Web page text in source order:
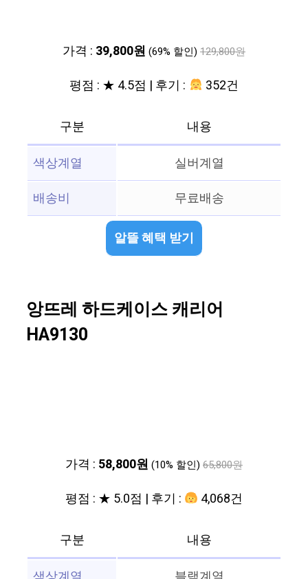
가격 : 39,800원 (69% 할인) 129,800원
평점 : ★ 4.5점 | 후기 : 352건
구분
내용
색상계열
실버계열
배송비
무료배송
알뜰 혜택 받기
앙뜨레 하드케이스 캐리어
HA9130
가격 : 58,800원 (10% 할인) 65,800원
평점 : ★ 5.0점 | 후기 : 4,068건
구분
내용